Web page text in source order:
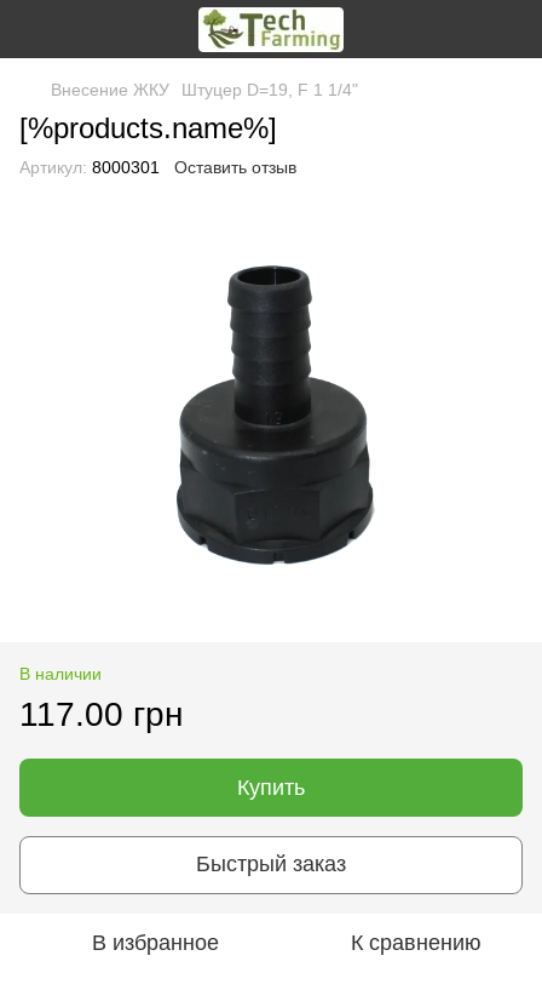
Внесение ЖКУ Штуцер D=19, F 1 1/4"
[%products.name%]
Артикул: 8000301 Оставить отзыв
В наличии
117.00 грн
Купить
Быстрый заказ
В избранное К сравнению